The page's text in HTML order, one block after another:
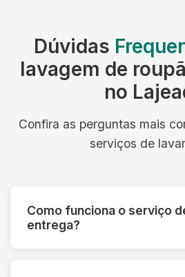
Dúvidas
lavagem de
no
Confira as perguntas mais
serviços de
Como funciona o serviço
entrega?